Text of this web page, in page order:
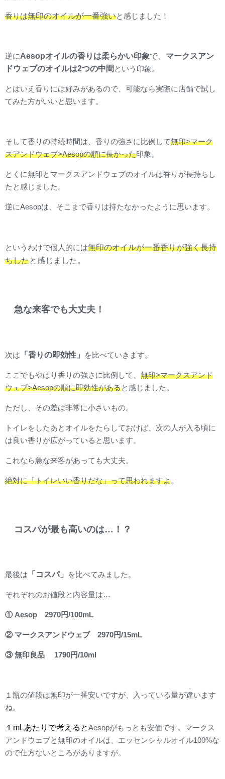
香りは無印のオイルが一番強い と感じました！
逆に Aesopオイルの香りは柔らかい印象で、 マークスアン
ドウェブのオイルは2つの中間 という印象。
とはいえ香りには好みがあるので、可能なら実際に店舗で試し
てみた方がいいと思います。
そして香りの持続時間は、香りの強さに比例して無印>マーク
スアンドウェブ>Aesopの順に長かった印象。
とくに無印とマークスアンドウェブのオイルは香りが長持ちし
たと感じました。
逆にAesopは、そこまで香りは持たなかったように思います。
というわけで個人的には無印のオイルが一番香りが強く長持
ちしたと感じました
急な来客でも大丈夫！
次は 「香りの即効性」 を比べていきます。
ここでもやはり香りの強さに比例して、 無印>マークスアンド
ウェブ>Aesopの順に即効性がある と感じました。
ただし、その差は非常に小さいもの。
トイレをしたあとオイルをたらしておけば、次の人が入る頃に
は良い香りが広がっていると思います。
これなら急な来客があっても大丈夫。
絶対に「トイレいい香りだな」って思われますよ
コスパが最も高いのは…！？
最後は 「コスパ」 を比べてみました。
それぞれのお値段と内容量は…
① Aesop 2970円/100mL
② マークスアンドウェブ 2970円/15mL
③ 無印良品 1790円/10ml
１瓶の値段は無印が一番安いですが、入っている量が違います
ね。
１mLあたりで考えると Aesopがもっとも安価です。マークス
アンドウェブと無印のオイルは、エッセンシャルオイル100%な
ので仕方ないところがありますが。